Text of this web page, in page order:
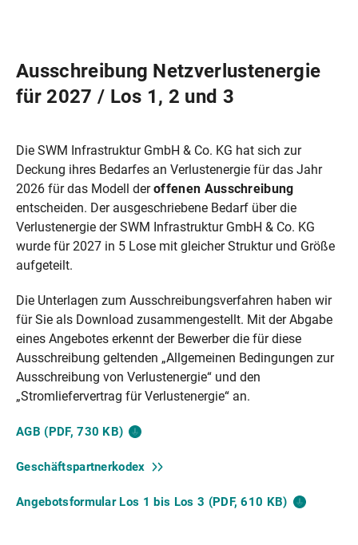
Ausschreibung Netzverlustenergie
für 2027 / Los 1, 2 und 3
Die SWM Infrastruktur GmbH & Co. KG hat sich zur
Deckung ihres Bedarfes an Verlustenergie für das Jahr
2026 für das Modell deroffenen Ausschreibung
entscheiden. Der ausgeschriebene Bedarf über die
Verlustenergie der SWM Infrastruktur GmbH & Co. KG
wurde für 2027 in 5 Lose mit gleicher Struktur und Größe
aufgeteilt.
Die Unterlagen zum Ausschreibungsverfahren haben wir
für Sie als Download zusammengestellt. Mit der Abgabe
eines Angebotes erkennt der Bewerber die für diese
Ausschreibung geltenden „Allgemeinen Bedingungen zur
Ausschreibung von Verlustenergie“ und den
„Stromliefervertrag für Verlustenergie“ an.
AGB (PDF, 730 KB)
Geschäftspartnerkodex
Angebotsformular Los 1 bis Los 3 (PDF, 610 KB)